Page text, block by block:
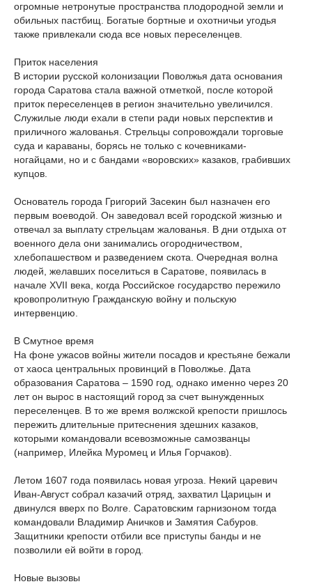
огромные нетронутые пространства плодородной земли и
обильных пастбищ. Богатые бортные и охотничьи угодья
также привлекали сюда все новых переселенцев.
Приток населения
В истории русской колонизации Поволжья дата основания
города Саратова стала важной отметкой, после которой
приток переселенцев в регион значительно увеличился.
Служилые люди ехали в степи ради новых перспектив и
приличного жалованья. Стрельцы сопровождали торговые
суда и караваны, борясь не только с кочевниками-
ногайцами, но и с бандами «воровских» казаков, грабивших
купцов.
Основатель города Григорий Засекин был назначен его
первым воеводой. Он заведовал всей городской жизнью и
отвечал за выплату стрельцам жалованья. В дни отдыха от
военного дела они занимались огородничеством,
хлебопашеством и разведением скота. Очередная волна
людей, желавших поселиться в Саратове, появилась в
начале XVII века, когда Российское государство пережило
кровопролитную Гражданскую войну и польскую
интервенцию.
В Смутное время
На фоне ужасов войны жители посадов и крестьяне бежали
от хаоса центральных провинций в Поволжье. Дата
образования Саратова – 1590 год, однако именно через 20
лет он вырос в настоящий город за счет вынужденных
переселенцев. В то же время волжской крепости пришлось
пережить длительные притеснения здешних казаков,
которыми командовали всевозможные самозванцы
(например, Илейка Муромец и Илья Горчаков).
Летом 1607 года появилась новая угроза. Некий царевич
Иван-Август собрал казачий отряд, захватил Царицын и
двинулся вверх по Волге. Саратовским гарнизоном тогда
командовали Владимир Аничков и Замятия Сабуров.
Защитники крепости отбили все приступы банды и не
позволили ей войти в город.
Новые вызовы